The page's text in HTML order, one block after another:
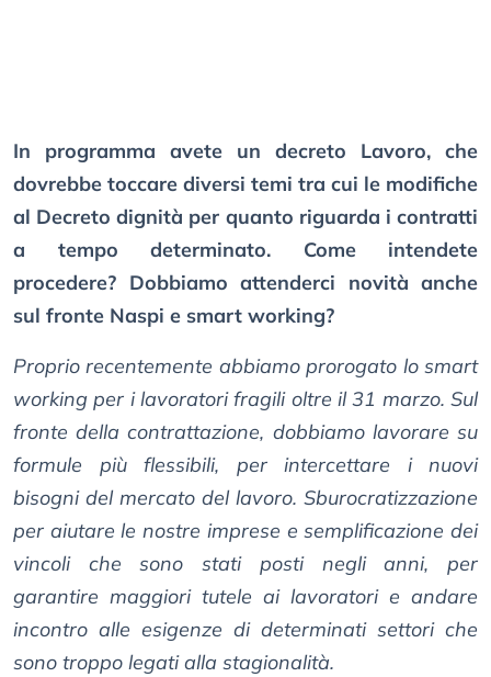
In programma avete un decreto Lavoro, che
dovrebbe toccare diversi temi tra cui le modifiche
al Decreto dignità per quanto riguarda i contratti
a tempo determinato. Come intendete
procedere? Dobbiamo attenderci novità anche
sul fronte Naspi e smart working?
Proprio recentemente abbiamo prorogato lo smart
working per i lavoratori fragili oltre il 31 marzo. Sul
fronte della contrattazione, dobbiamo lavorare su
formule più flessibili, per intercettare i nuovi
bisogni del mercato del lavoro. Sburocratizzazione
per aiutare le nostre imprese e semplificazione dei
vincoli che sono stati posti negli anni, per
garantire maggiori tutele ai lavoratori e andare
incontro alle esigenze di determinati settori che
sono troppo legati alla stagionalità.